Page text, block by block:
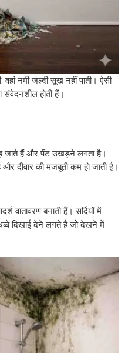
वहां नमी जल्दी सूख नहीं पाती। ऐसी
होती हैं।
जाते हैं और पेंट उखड़ने लगता है।
दीवार की मजबूती कम हो जाती है।
वातावरण बनाती हैं। सर्दियों में
दिखाई देने लगते हैं जो देखने में